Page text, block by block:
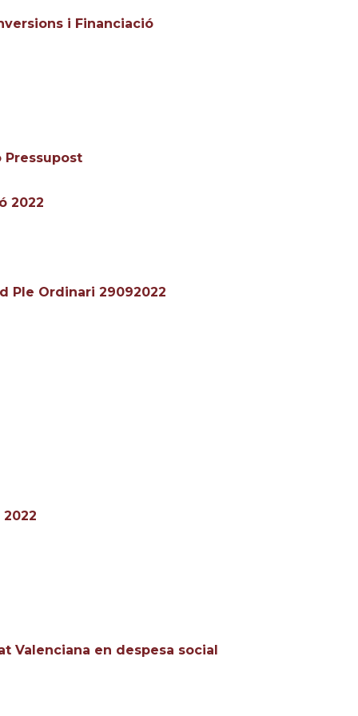
i Financiació
Pressupost
2022
Ple Ordinari 29092022
Valenciana en despesa social